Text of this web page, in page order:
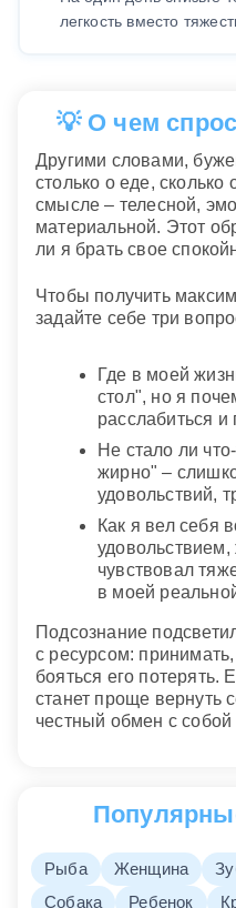
легкость вместо
💡 О чем
Другими словами,
столько о еде,
смысле – телесной,
материальной. Этот
ли я брать свое
Чтобы получить
задайте себе три
Где в моей
стол", но я
расслабиться
Не стало ли
жирно" –
удовольствий,
Как я вел себя
чувствовал
в моей
Подсознание
с ресурсом:
бояться его потерять.
станет проще вернуть
честный обмен с
Рыба Женщина
Собака
Ребенок